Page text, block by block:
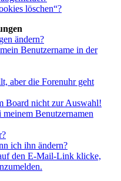
löschen“?
ändern?
Benutzername in der
aber die Forenuhr geht
Board nicht zur Auswahl!
Benutzernamen
ich ihn ändern?
den E-Mail-Link klicke,